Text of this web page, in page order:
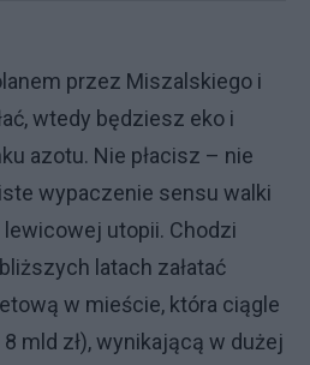
przez Miszalskiego i
wtedy będziesz eko i
azotu. Nie płacisz – nie
wypaczenie sensu walki
utopii. Chodzi
latach załatać
w mieście, która ciągle
mld zł), wynikającą w dużej